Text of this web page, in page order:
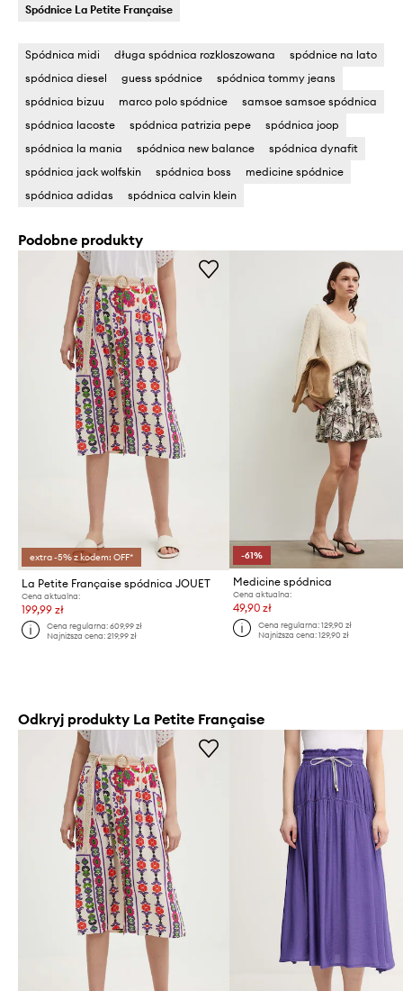
Spódnice La Petite Française
Spódnica midi długa spódnica rozkloszowana
spódnice na lato
spódnica diesel
guess spódnice
spódnica tommy jeans
spódnica bizuu
marco polo spódnice
samsoe samsoe spódnica
spódnica lacoste
spódnica patrizia pepe
spódnica joop
spódnica la mania
spódnica new balance
spódnica dynafit
spódnica jack wolfskin
spódnica boss
medicine spódnice
spódnica adidas
spódnica calvin klein
Podobne produkty
extra -5% z kodem: OFF*
La Petite Française spódnica JOUET
Cena aktualna:
199,99 zł
Cena regularna:609,99 zł
Najniższa cena:219,99 zł
-61%
Medicine spódnica
Cena aktualna:
49,90 zł
Cena regularna: 129,90 zł
Najniższa cena: 129,90 zł
Odkryj produkty La Petite Française